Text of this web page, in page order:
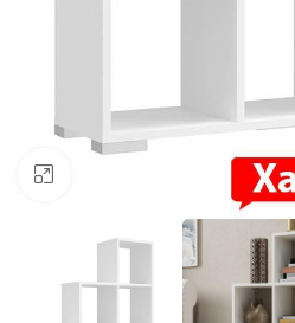
нажмите для увеличения